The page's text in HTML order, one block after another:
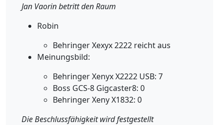
Jan Vaorin betritt den Raum
Robin
Behringer Xexyx 2222 reicht aus
Meinungsbild:
Behringer Xenyx X2222 USB: 7
Boss GCS-8 Gigcaster8: 0
Behringer Xeny X1832: 0
Die Beschlussfähigkeit wird festgestellt